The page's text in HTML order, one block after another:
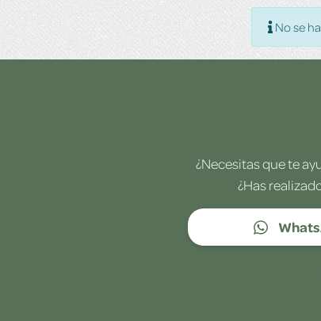
No se
¿Necesitas que te
¿Has